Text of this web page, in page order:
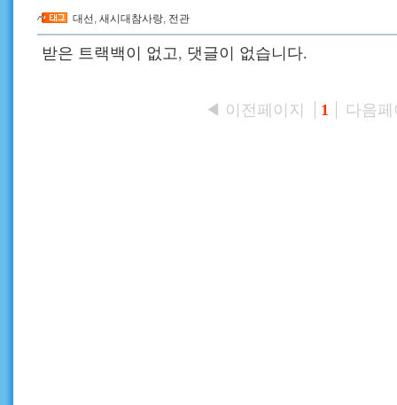
대선 , 새시대참사랑, 전관
받은 트랙백이 없고, 댓글이 없습니다.
◀ 이전페이지 1 다음